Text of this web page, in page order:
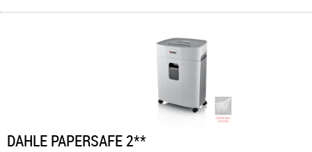
DAHLE PAPERSAFE 2**